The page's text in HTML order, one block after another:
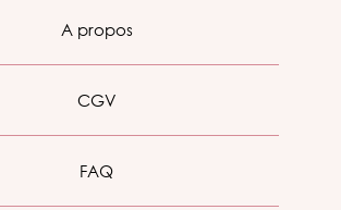
A propos
CGV
FAQ